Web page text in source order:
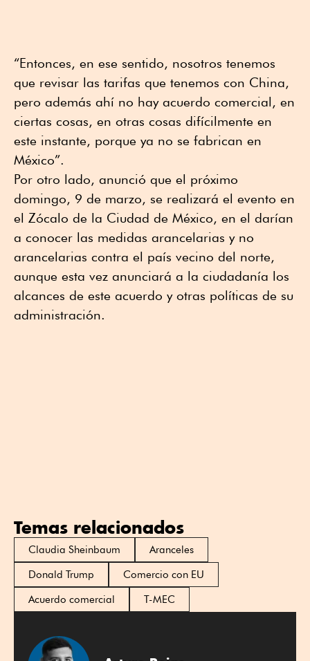
“Entonces, en ese sentido, nosotros tenemos
que revisar las tarifas que tenemos con China,
pero además ahí no hay acuerdo comercial, en
ciertas cosas, en otras cosas difícilmente en
este instante, porque ya no se fabrican en
México”.
Por otro lado, anunció que el próximo
domingo, 9 de marzo, se realizará el evento en
el Zócalo de la Ciudad de México, en el darían
a conocer las medidas arancelarias y no
arancelarias contra el país vecino del norte,
aunque esta vez anunciará a la ciudadanía los
alcances de este acuerdo y otras políticas de su
administración.
Temas relacionados
Claudia Sheinbaum
Aranceles
Donald Trump
Comercio con EU
Acuerdo comercial
T-MEC